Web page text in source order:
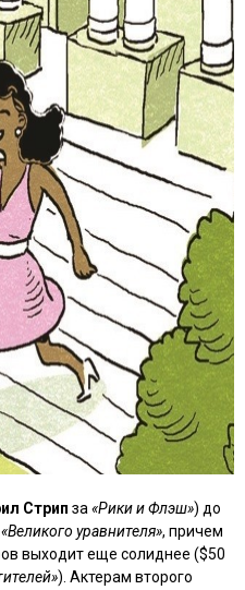
Стрип за «Рики и Флэш») до
«Великого уравнителя», причем
выходит еще солиднее ($50
). Актерам второго